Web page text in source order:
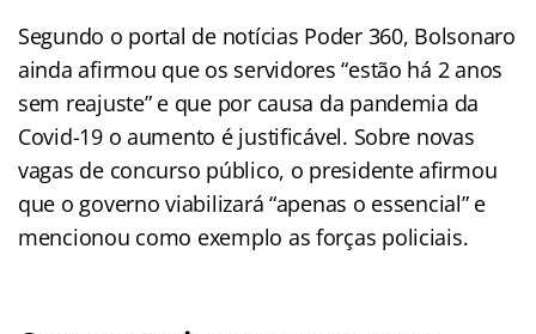
Segundo o portal de notícias Poder 360, Bolsonaro
ainda afirmou que os servidores “estão há 2 anos
sem reajuste” e que por causa da pandemia da
Covid-19 o aumento é justificável. Sobre novas
vagas de concurso público, o presidente afirmou
que o governo viabilizará “apenas o essencial” e
mencionou como exemplo as forças policiais.